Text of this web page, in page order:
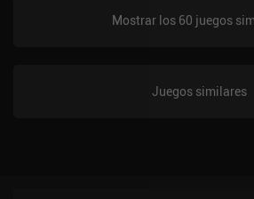
Mostrar los 60 juegos
Juegos similares